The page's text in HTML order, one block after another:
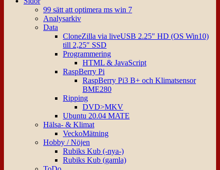
99 sätt att optimera ms win 7
Analysarkiv
Data
CloneZilla via liveUSB 2.25″ HD (OS Win10)
till 2,25″ SSD
Programmering
HTML & JavaScript
RaspBerry Pi
RaspBerry Pi3 B+ och Klimatsensor
BME280
Ripping
DVD>MKV
Ubuntu 20.04 MATE
Hälsa- & Klimat
VeckoMätning
Hobby / Nöjen
Rubiks Kub (-nya-)
Rubiks Kub (gamla)